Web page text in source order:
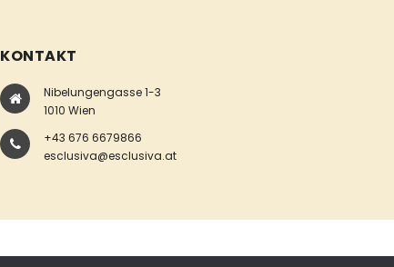
KONTAKT
Nibelungengasse 1-3
1010 Wien
+43 676 6679866
esclusiva@esclusiva.at